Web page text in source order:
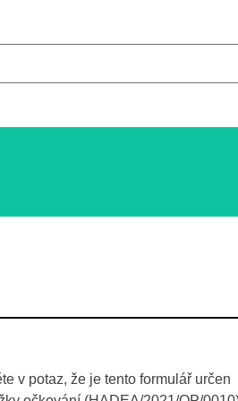
v potaz, že je tento formulář určen